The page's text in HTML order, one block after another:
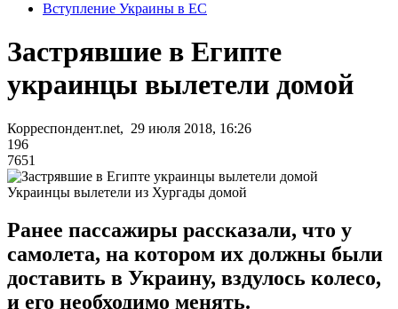
Вступление Украины в ЕС
Застрявшие в Египте
украинцы вылетели домой
Корреспондент.net, 29 июля 2018, 16:26
196
7651
Украинцы вылетели из Хургады домой
Ранее пассажиры рассказали, что у
самолета, на котором их должны были
доставить в Украину, вздулось колесо,
и его необходимо менять.